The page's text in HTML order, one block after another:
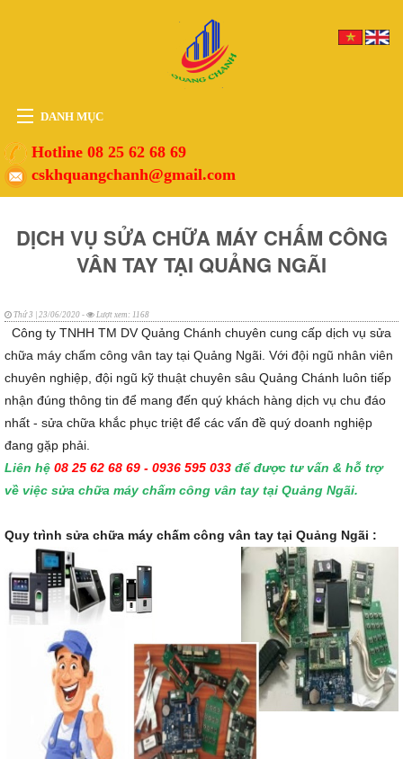
DANH MỤC
HOME
THIẾT BỊ
PHỤ KIỆN
HỖ TRỢ
Hotline 08 25 62 68 69
cskhquangchanh@gmail.com
DỊCH VỤ SỬA CHỮA MÁY CHẤM CÔNG
VÂN TAY TẠI QUẢNG NGÃI
Thứ 3 | 23/06/2020 - Lượt xem: 1168
Công ty TNHH TM DV Quảng Chánh chuyên cung cấp dịch vụ sửa
chữa máy chấm công vân tay tại Quảng Ngãi. Với đội ngũ nhân viên
chuyên nghiệp, đội ngũ kỹ thuật chuyên sâu Quảng Chánh luôn tiếp
nhận đúng thông tin để mang đến quý khách hàng dịch vụ chu đáo
nhất - sửa chữa khắc phục triệt để các vấn đề quý doanh nghiệp
đang gặp phải.
Liên hệ 08 25 62 68 69 - 0936 595 033 để được tư vấn & hỗ trợ
về việc sửa chữa máy chấm công vân tay tại Quảng Ngãi.
Quy trình sửa chữa máy chấm công vân tay tại Quảng Ngãi :